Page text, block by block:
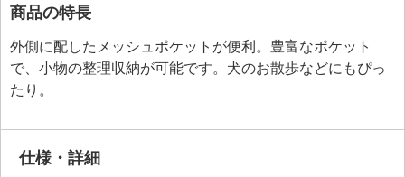
商品の特長
外側に配したメッシュポケットが便利。豊富なポケット
で、小物の整理収納が可能です。犬のお散歩などにもぴっ
たり。
仕様・詳細